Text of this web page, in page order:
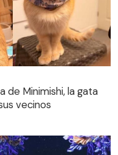
de Minimishi, la gata
vecinos